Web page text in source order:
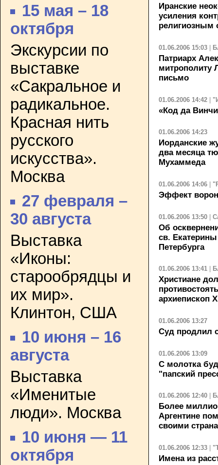
15 мая – 18
октября
Экскурсии по
выставке
«Сакральное и
радикальное.
Красная нить
русского
искусства».
Москва
27 февраля –
30 августа
Выставка
«Иконы:
старообрядцы и
их мир».
Клинтон, США
10 июня – 16
августа
Выставка
«Именитые
люди». Москва
10 июня — 11
октября
Иранские
усиления
религиозным
01.06.2006 15:03
Патриарх
митрополиту
письмо
01.06.2006 14:42 |
«Код да
01.06.2006 14:23
Иорданские
два месяца
Мухаммеда
01.06.2006 14:06
Эффект
01.06.2006 13:50 |
Об
св.
Петербурга
01.06.2006 13:41
Христиане
архиепископ
01.06.2006 13:27
Cуд продлил
01.06.2006 13:09
С молотка
"папский
01.06.2006 12:40
Более
Аргентине
своими
01.06.2006 12:33
Имена из